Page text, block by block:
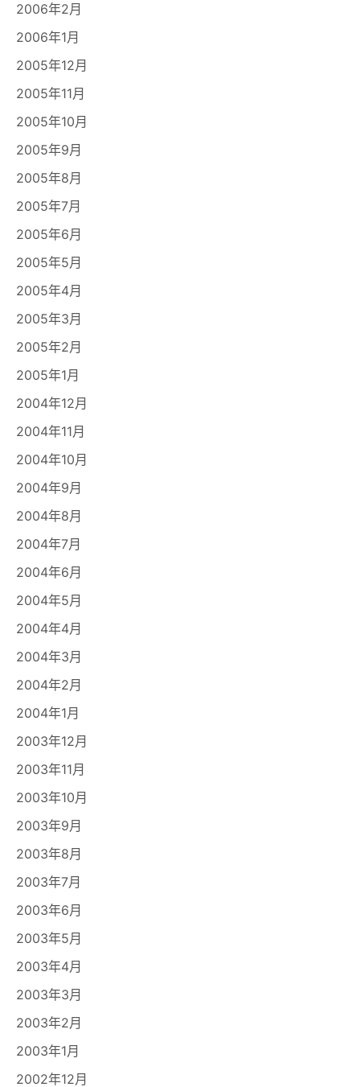
2006年2月
2006年1月
2005年12月
2005年11月
2005年10月
2005年9月
2005年8月
2005年7月
2005年6月
2005年5月
2005年4月
2005年3月
2005年2月
2005年1月
2004年12月
2004年11月
2004年10月
2004年9月
2004年8月
2004年7月
2004年6月
2004年5月
2004年4月
2004年3月
2004年2月
2004年1月
2003年12月
2003年11月
2003年10月
2003年9月
2003年8月
2003年7月
2003年6月
2003年5月
2003年4月
2003年3月
2003年2月
2003年1月
2002年12月